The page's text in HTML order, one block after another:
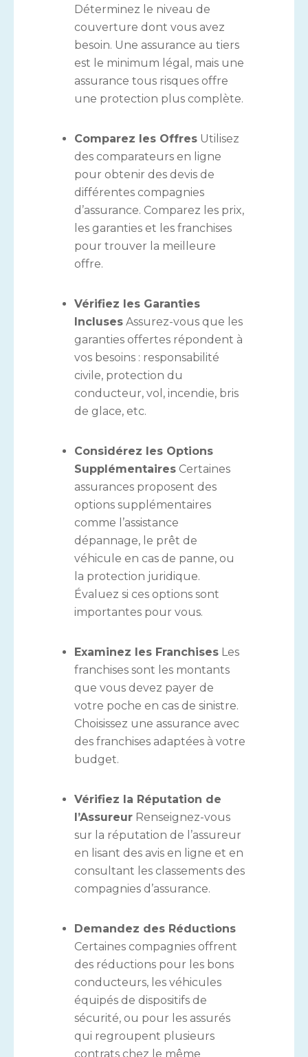
Déterminez le niveau de
couverture dont vous avez
besoin. Une assurance au tiers
est le minimum légal, mais une
assurance tous risques offre
une protection plus complète.
Comparez les OffresUtilisez
des comparateurs en ligne
pour obtenir des devis de
différentes compagnies
d’assurance. Comparez les prix,
les garanties et les franchises
pour trouver la meilleure
offre.
Vérifiez les Garanties
InclusesAssurez-vous que les
garanties offertes répondent à
vos besoins : responsabilité
civile, protection du
conducteur, vol, incendie, bris
de glace, etc.
Considérez les Options
SupplémentairesCertaines
assurances proposent des
options supplémentaires
comme l’assistance
dépannage, le prêt de
véhicule en cas de panne, ou
la protection juridique.
Évaluez si ces options sont
importantes pour vous.
Examinez les FranchisesLes
franchises sont les montants
que vous devez payer de
votre poche en cas de sinistre.
Choisissez une assurance avec
des franchises adaptées à votre
budget.
Vérifiez la Réputation de
l’AssureurRenseignez-vous
sur la réputation de l’assureur
en lisant des avis en ligne et en
consultant les classements des
compagnies d’assurance.
Demandez des Réductions
Certaines compagnies offrent
des réductions pour les bons
conducteurs, les véhicules
équipés de dispositifs de
sécurité, ou pour les assurés
qui regroupent plusieurs
contrats chez le même